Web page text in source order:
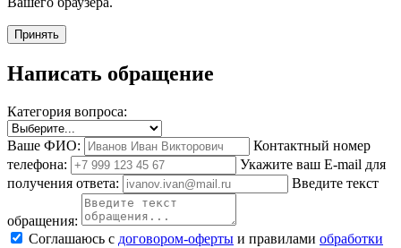
Принять
Написать обращение
Категория вопроса:
Ваше ФИО:
Контактный номер
телефона:
Укажите ваш E-mail для
получения ответа:
Введите текст
обращения:
Соглашаюсь с договором-оферты и правилами обработки